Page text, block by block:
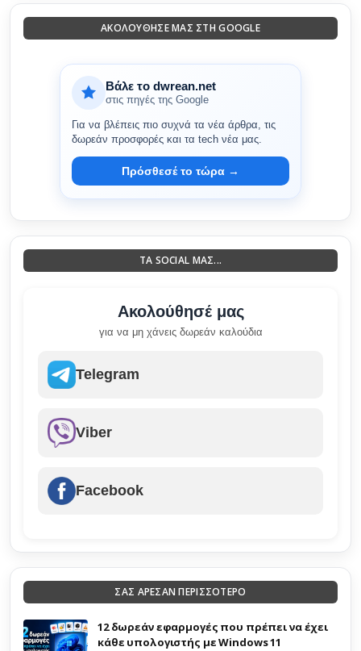
ΑΚΟΛΟΎΘΗΣΈ ΜΑΣ ΣΤΗ GOOGLE
Βάλε το dwrean.net
στις πηγές της Google
Για να βλέπεις πιο συχνά τα νέα άρθρα, τις
δωρεάν προσφορές και τα tech νέα μας.
Πρόσθεσέ το τώρα →
ΤΑ SOCIAL ΜΑΣ...
Ακολούθησέ μας
για να μη χάνεις δωρεάν καλούδια
Telegram
Viber
Facebook
ΣΑΣ ΑΡΕΣΑΝ ΠΕΡΙΣΣΟΤΕΡΟ
12 δωρεάν εφαρμογές που πρέπει να έχει
κάθε υπολογιστής με Windows 11